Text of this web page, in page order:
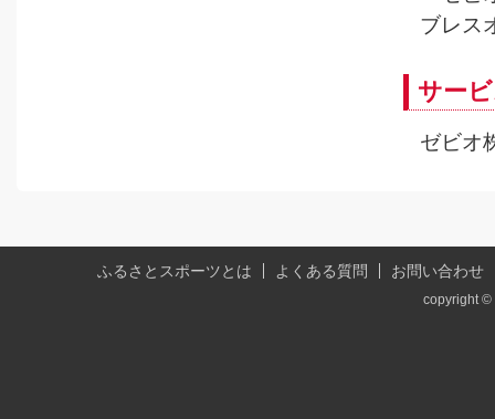
ブレス
サー
ゼビオ
ふるさとスポーツとは よくある質問 お問い合わせ
copyright ©